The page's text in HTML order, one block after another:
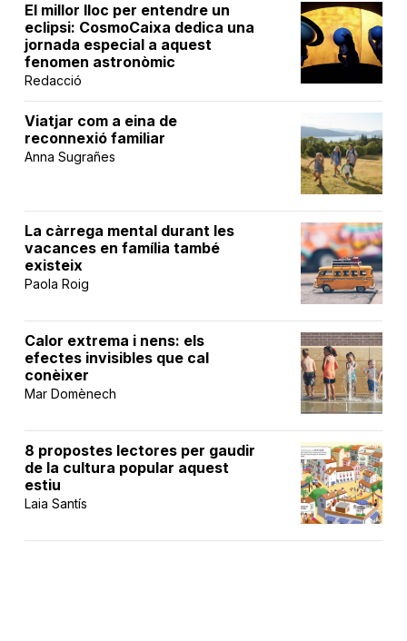
El millor lloc per entendre un
eclipsi: CosmoCaixa dedica una
jornada especial a aquest
fenomen astronòmic
Redacció
Viatjar com a eina de
reconnexió familiar
Anna Sugrañes
La càrrega mental durant les
vacances en família també
existeix
Paola Roig
Calor extrema i nens: els
efectes invisibles que cal
conèixer
Mar Domènech
8 propostes lectores per gaudir
de la cultura popular aquest
estiu
Laia Santís